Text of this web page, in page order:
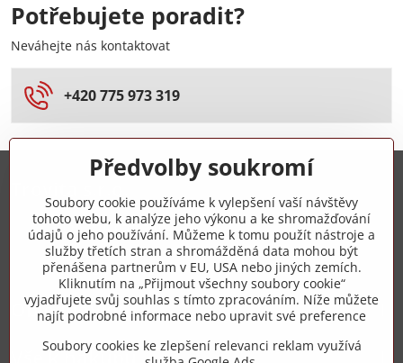
Potřebujete poradit?
Neváhejte nás kontaktovat
+420 775 973 319
+420 775 973 319
info​@zipzop​.cz
Objednávky
Vše k nákupu
Předvolby soukromí
Soubory cookie používáme k vylepšení vaší návštěvy
tohoto webu, k analýze jeho výkonu a ke shromažďování
údajů o jeho používání. Můžeme k tomu použít nástroje a
služby třetích stran a shromážděná data mohou být
přenášena partnerům v EU, USA nebo jiných zemích.
Kliknutím na „Přijmout všechny soubory cookie“
vyjadřujete svůj souhlas s tímto zpracováním. Níže můžete
najít podrobné informace nebo upravit své preference
Soubory cookies ke zlepšení relevanci reklam využívá